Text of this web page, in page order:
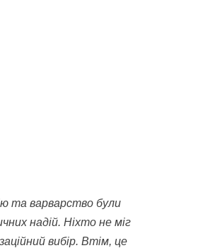
та варварство були
надій. Ніхто не міг
вибір. Втім, це